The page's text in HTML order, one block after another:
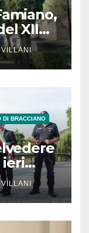
XII
DI BRACCIANO
ieri